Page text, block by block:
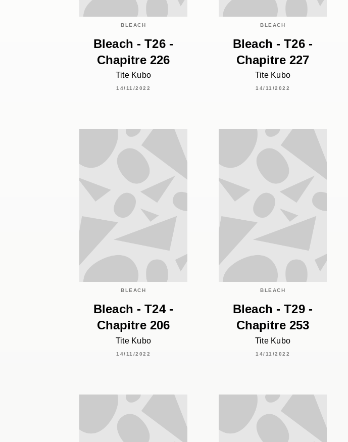
BLEACH
Bleach - T26 -
Chapitre 226
Tite Kubo
14/11/2022
BLEACH
Bleach - T26 -
Chapitre 227
Tite Kubo
14/11/2022
BLEACH
Bleach - T24 -
Chapitre 206
Tite Kubo
14/11/2022
BLEACH
Bleach - T29 -
Chapitre 253
Tite Kubo
14/11/2022